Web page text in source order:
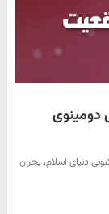
دومینوی
دنیای اسلام، بحران